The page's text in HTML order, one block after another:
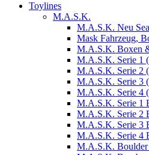
Toylines
M.A.S.K.
M.A.S.K. Neu
Mask Fahrzeug,
M.A.S.K. Boxen
M.A.S.K. Serie 1
M.A.S.K. Serie 2
M.A.S.K. Serie 3
M.A.S.K. Serie 4
M.A.S.K. Serie 1
M.A.S.K. Serie 2
M.A.S.K. Serie 3
M.A.S.K. Serie 4
M.A.S.K.